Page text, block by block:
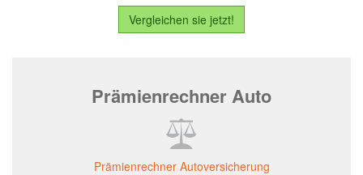
Vergleichen sie jetzt!
Prämienrechner Auto
Prämienrechner Autoversicherung